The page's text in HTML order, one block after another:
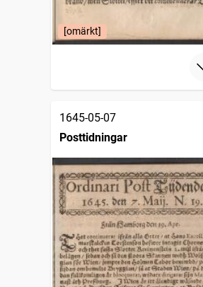
[omärkt]
1645-05-07
Posttidningar